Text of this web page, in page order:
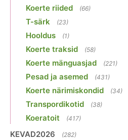
Koerte riided (66)
T-särk (23)
Hooldus (1)
Koerte traksid (58)
Koerte mänguasjad (221)
Pesad ja asemed (431)
Koerte närimiskondid (34)
Transpordikotid (38)
Koeratoit (417)
KEVAD2026 (282)